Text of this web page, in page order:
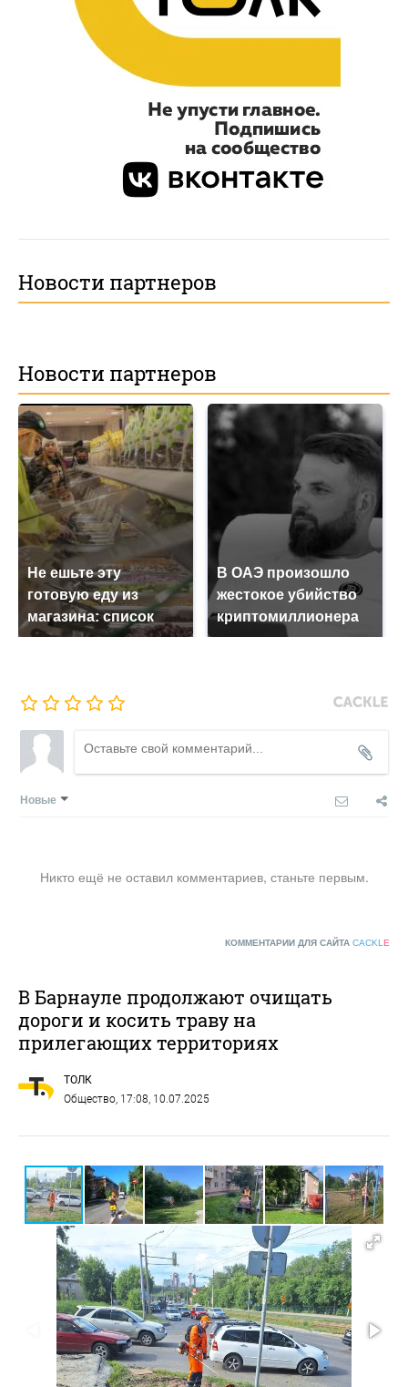
Новости партнеров
Новости партнеров
Не ешьте эту
готовую еду из
магазина: список
В ОАЭ произошло
жестокое убийство
криптомиллионера
Новые
Никто ещё не оставил комментариев, станьте первым.
КОММЕНТАРИИ ДЛЯ САЙТА CACKL E
В Барнауле продолжают очищать
дороги и косить траву на
прилегающих территориях
ТОЛК
Общество, 17:08, 10.07.2025